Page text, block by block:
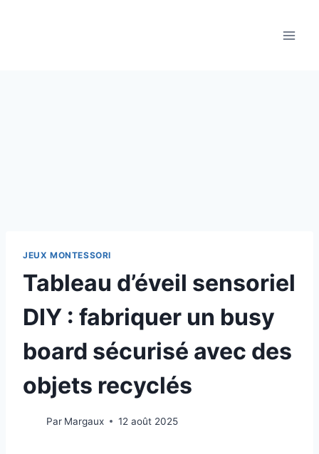
JEUX MONTESSORI
Tableau d’éveil sensoriel
DIY : fabriquer un busy
board sécurisé avec des
objets recyclés
Par Margaux 12 août 2025